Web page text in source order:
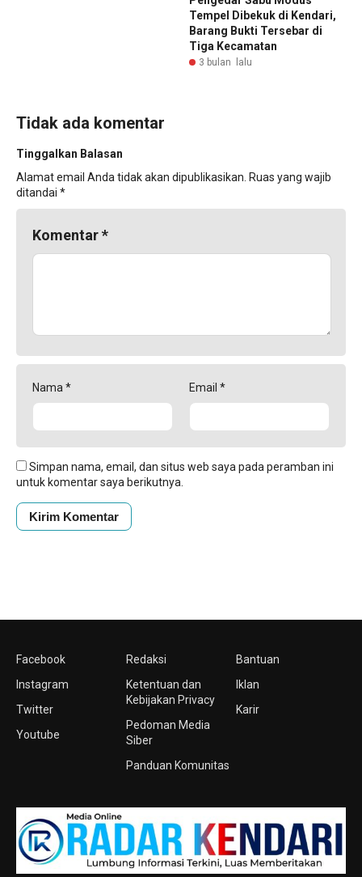
Tempel Dibekuk di Kendari,
Barang Bukti Tersebar di
Tiga Kecamatan
3 bulan lalu
Tidak ada komentar
Tinggalkan Balasan
Alamat email Anda tidak akan dipublikasikan. Ruas yang wajib
ditandai *
Komentar*
Nama * Email *
Simpan nama, email, dan situs web saya pada peramban ini
untuk komentar saya berikutnya.
Facebook
Instagram
Twitter
Youtube
Redaksi
Ketentuan dan
Kebijakan Privacy
Pedoman Media
Siber
Panduan Komunitas
Bantuan
Iklan
Karir